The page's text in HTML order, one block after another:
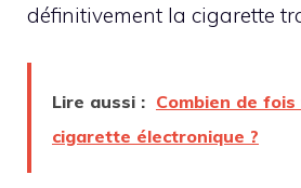
définitivement la cigarette
Lire aussi : Combien de
cigarette électronique ?